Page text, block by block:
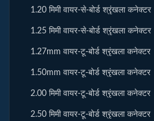
1.20 मिमी वायर-से-बोर्ड श्रृंखला कनेक्टर
1.25 मिमी वायर-से-बोर्ड श्रृंखला कनेक्टर
1.27mm वायर-टू-बोर्ड श्रृंखला कनेक्टर
1.50mm वायर-टू-बोर्ड श्रृंखला कनेक्टर
2.00 मिमी वायर-टू-बोर्ड श्रृंखला कनेक्टर
2.50 मिमी वायर-टू-बोर्ड श्रृंखला कनेक्टर